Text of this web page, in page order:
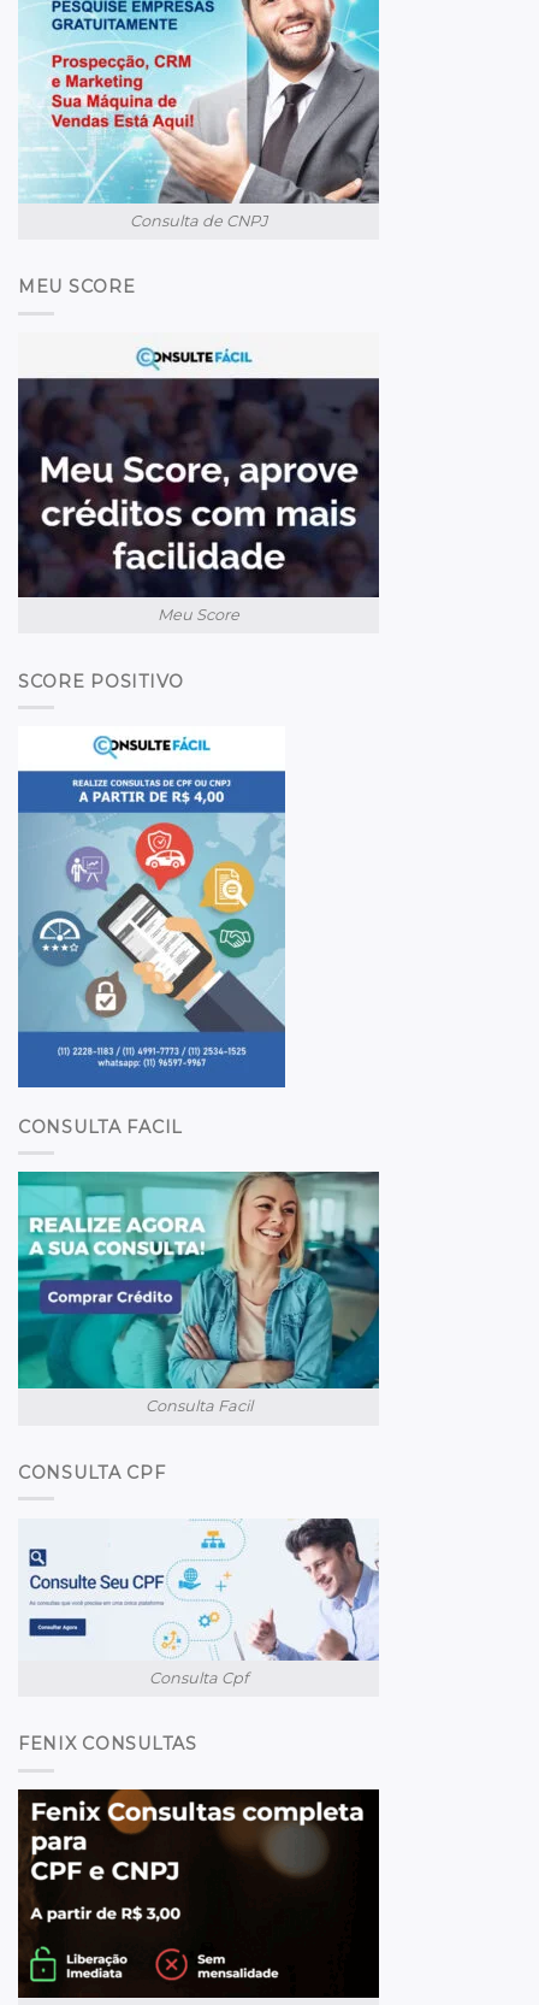
Consulta de CNPJ
MEU SCORE
Meu Score
SCORE POSITIVO
CONSULTA FACIL
Consulta Facil
CONSULTA CPF
Consulta Cpf
FENIX CONSULTAS